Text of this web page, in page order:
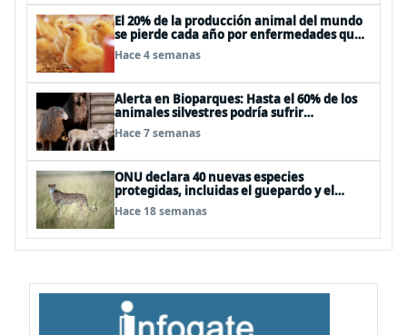
El 20% de la producción animal del mundo
se pierde cada año por enfermedades que
se pueden evitar
Hace 4 semanas
Alerta en Bioparques: Hasta el 60% de los
animales silvestres podría sufrir
desnutrición por dietas mal formuladas
Hace 7 semanas
ONU declara 40 nuevas especies
protegidas, incluidas el guepardo y el
tiburón martillo
Hace 18 semanas